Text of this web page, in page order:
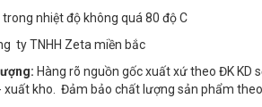
nhiệt độ không quá 80 độ C
ty TNHH Zeta miền bắc
Hàng rõ nguồn gốc xuất xứ theo ĐK
xuất kho. Đảm bảo chất lượng sản phẩm